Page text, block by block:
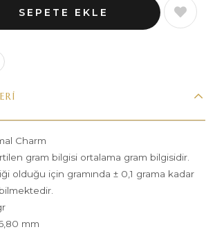
Charm
gram bilgisi ortalama gram bilgisidir.
olduğu için gramında ± 0,1 grama kadar
mm